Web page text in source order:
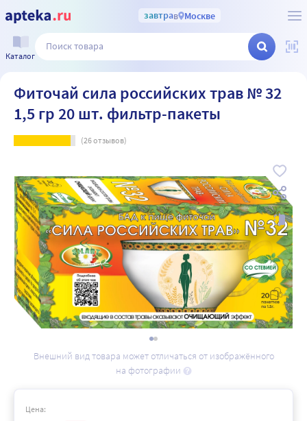
завтрав Москве
Каталог
Фиточай сила российских трав № 32
1,5 гр 20 шт. фильтр-пакеты
(26отзывов)
Внешний вид товара может отличаться от изображённого
на фотографии
Цена: